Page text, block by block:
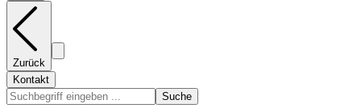
Zurück
Kontakt
Suche